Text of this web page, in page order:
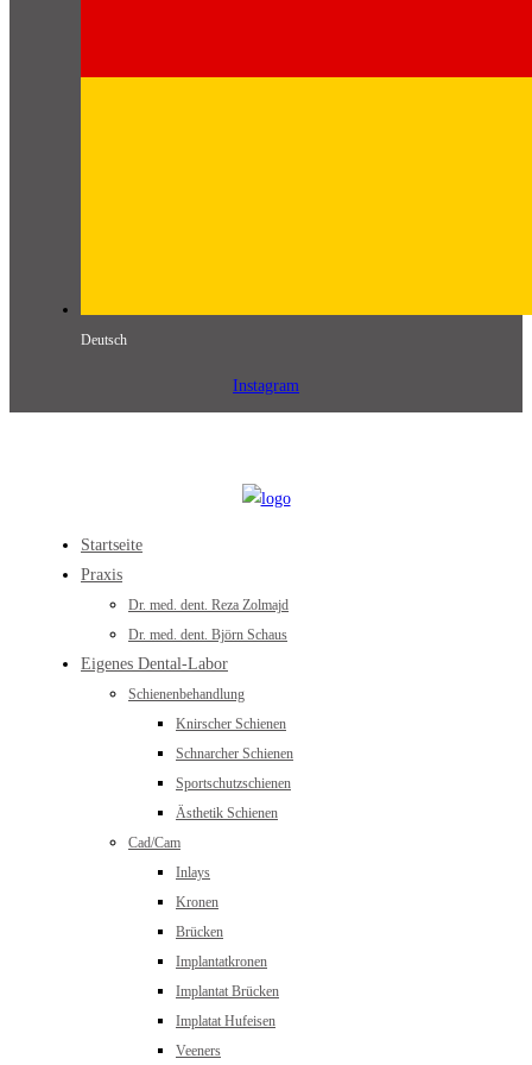
Deutsch
Instagram
Startseite
Praxis
Dr. med. dent. Reza Zolmajd
Dr. med. dent. Björn Schaus
Eigenes Dental-Labor
Schienenbehandlung
Knirscher Schienen
Schnarcher Schienen
Sportschutzschienen
Ästhetik Schienen
Cad/Cam
Inlays
Kronen
Brücken
Implantatkronen
Implantat Brücken
Implatat Hufeisen
Veeners